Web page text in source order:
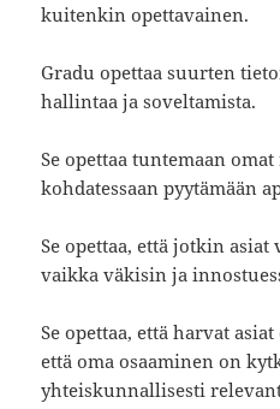
kuitenkin opettavainen.
Gradu opettaa suurten
hallintaa ja soveltamista.
Se opettaa tuntemaan
kohdatessaan pyytämään
Se opettaa, että jotkin asiat
vaikka väkisin ja
Se opettaa, että harvat
että oma osaaminen on
yhteiskunnallisesti